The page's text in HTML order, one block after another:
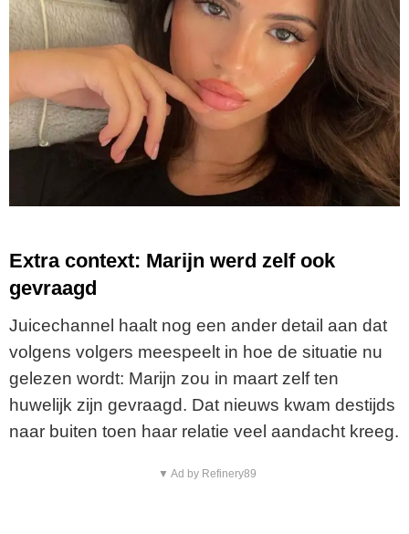
Extra context: Marijn werd zelf ook
gevraagd
Juicechannel haalt nog een ander detail aan dat
volgens volgers meespeelt in hoe de situatie nu
gelezen wordt: Marijn zou in maart zelf ten
huwelijk zijn gevraagd. Dat nieuws kwam destijds
naar buiten toen haar relatie veel aandacht kreeg.
▼ Ad by Refinery89